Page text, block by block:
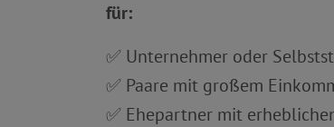
für:
✅ Unternehmer oder
✅ Paare mit großem
✅ Ehepartner mit